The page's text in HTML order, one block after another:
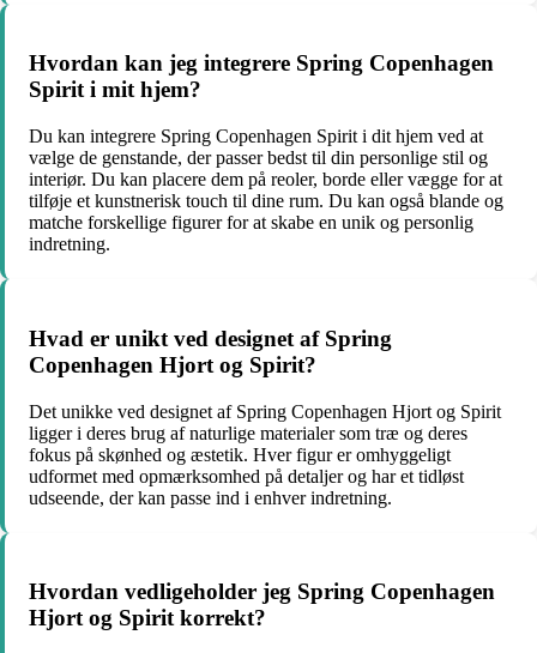
Hvordan kan jeg integrere Spring Copenhagen
Spirit i mit hjem?
Du kan integrere Spring Copenhagen Spirit i dit hjem ved at
vælge de genstande, der passer bedst til din personlige stil og
interiør. Du kan placere dem på reoler, borde eller vægge for at
tilføje et kunstnerisk touch til dine rum. Du kan også blande og
matche forskellige figurer for at skabe en unik og personlig
indretning.
Hvad er unikt ved designet af Spring
Copenhagen Hjort og Spirit?
Det unikke ved designet af Spring Copenhagen Hjort og Spirit
ligger i deres brug af naturlige materialer som træ og deres
fokus på skønhed og æstetik. Hver figur er omhyggeligt
udformet med opmærksomhed på detaljer og har et tidløst
udseende, der kan passe ind i enhver indretning.
Hvordan vedligeholder jeg Spring Copenhagen
Hjort og Spirit korrekt?